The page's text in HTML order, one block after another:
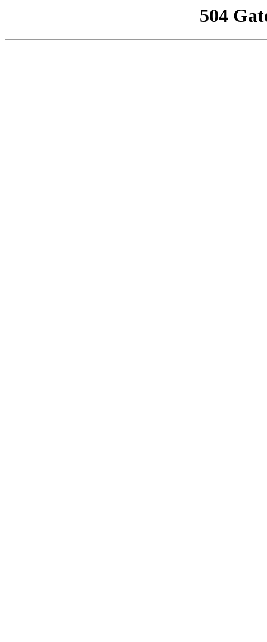
504